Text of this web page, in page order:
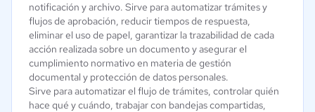
notificación y archivo. Sirve para automatizar trámites y
flujos de aprobación, reducir tiempos de respuesta,
eliminar el uso de papel, garantizar la trazabilidad de cada
acción realizada sobre un documento y asegurar el
cumplimiento normativo en materia de gestión
documental y protección de datos personales.
Sirve para automatizar el flujo de trámites, controlar quién
hace qué y cuándo, trabajar con bandejas compartidas,